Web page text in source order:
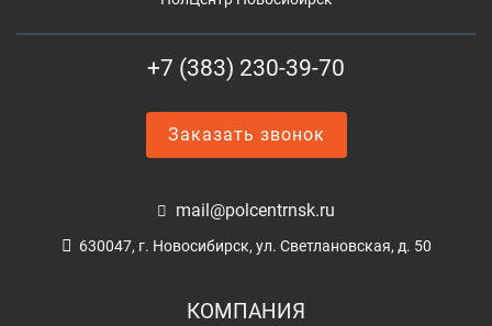
+7 (383) 230-39-70
Заказать звонок
mail@polcentrnsk.ru
630047, г. Новосибирск, ул. Светлановская, д. 50
КОМПАНИЯ